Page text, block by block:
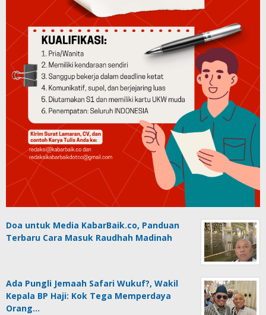
Doa untuk Media KabarBaik.co, Panduan
Terbaru Cara Masuk Raudhah Madinah
Ada Pungli Jemaah Safari Wukuf?, Wakil
Kepala BP Haji: Kok Tega Memperdaya
Orang…